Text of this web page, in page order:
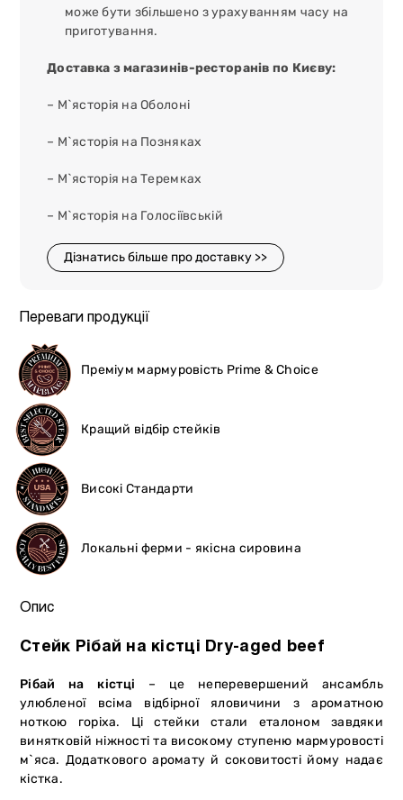
може бути збільшено з урахуванням часу на
приготування.
Доставка з магазинів-ресторанів по Києву:
– М`ясторія на Оболоні
– М`ясторія на Позняках
– М`ясторія на Теремках
– М`ясторія на Голосіївській
Дізнатись більше про доставку >>
Переваги продукції
Преміум мармуровість Prime & Choice
Кращий відбір стейків
Високі Стандарти
Локальні ферми - якісна сировина
Опис
Стейк Рібай на кістці Dry-aged beef
Рібай на кістці – це неперевершений ансамбль
улюбленої всіма відбірної яловичини з ароматною
ноткою горіха. Ці стейки стали еталоном завдяки
винятковій ніжності та високому ступеню мармуровості
м`яса. Додаткового аромату й соковитості йому надає
кістка.